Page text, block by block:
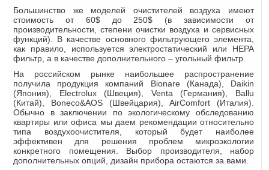
Большинство же моделей очистителей воздуха имеют
стоимость от 60$ до 250$ (в зависимости от
производительности, степени очистки воздуха и сервисных
функций). В качестве основного фильтрующего элемента,
как правило, используется электростатический или НЕРА
фильтр, а в качестве дополнительного – угольный фильтр.
На российском рынке наибольшее распространение
получила продукция компаний Bionare (Канада), Daikin
(Япония), Electrolux (Швеция), Venta (Германия), Ballu
(Китай), Boneco&AOS (Швейцария), AirComfort (Италия).
Обычно в заключении по экологическому обследованию
квартиры или офиса мы даем рекомендации относительно
типа воздухоочистителя, который будет наиболее
эффективен для решения проблем микроэкологии
конкретного помещения. Выбор производителя, набор
дополнительных опций, дизайн прибора остаются за вами.